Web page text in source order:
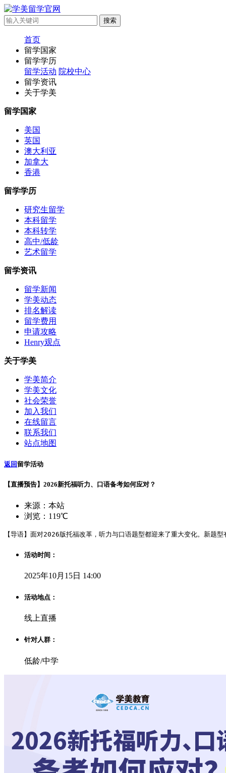
首页
留学国家
留学学历
留学活动 院校中心
留学资讯
关于学美
留学国家
美国
英国
澳大利亚
加拿大
香港
留学学历
研究生留学
本科留学
本科转学
高中/低龄
艺术留学
留学资讯
留学新闻
学美动态
排名解读
留学费用
申请攻略
Henry观点
关于学美
学美简介
学美文化
社会荣誉
加入我们
在线留言
联系我们
站点地图
返回 留学活动
【直播预告】2026新托福听力、口语备考如何应对？
来源：本站
浏览：119℃
【导语】面对2026版托福改革，听力与口语题型都迎来了重大变化。新
活动时间：
2025年10月15日 14:00
活动地点：
线上直播
针对人群：
低龄/中学